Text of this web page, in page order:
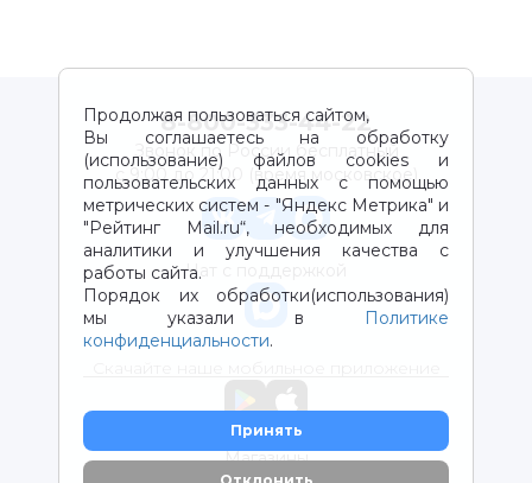
Продолжая пользоваться сайтом,
Вы соглашаетесь на обработку
(использование) файлов cookies и
пользовательских данных с помощью
метрических систем - "Яндекс Метрика" и
"Рейтинг Mail.ru“, необходимых для
аналитики и улучшения качества с
работы сайта.
Порядок их обработки(использования)
мы указали в
Политике
конфиденциальности.
Принять
8-800-333-44-22
Звонок по России бесплатный
с 9:00 до 21:00 (время московское)
Чат с поддержкой
Магазины